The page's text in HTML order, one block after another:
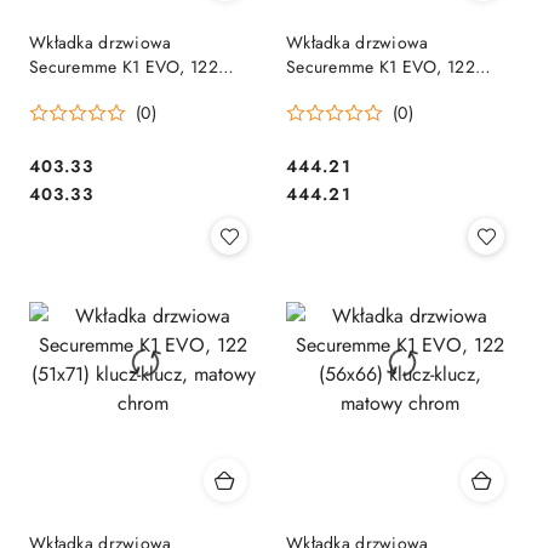
Wkładka drzwiowa
Securemme K1 EVO, 122
chrom
(0)
Cena:
403.33
Cena:
403.33
Wkładka drzwiowa
Securemme K1 EVO, 122
chrom
(0)
Cena:
444.21
Cena:
444.21